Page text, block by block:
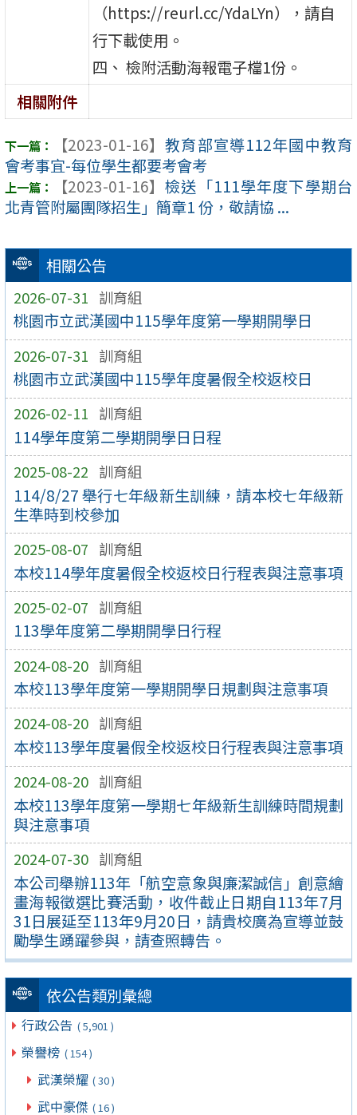
相關公告
2026-07-31 訓育組
桃園市立武漢國中115學年度第一學期開學日
2026-07-31 訓育組
桃園市立武漢國中115學年度暑假全校返校日
2026-02-11 訓育組
114學年度第二學期開學日日程
2025-08-22 訓育組
114/8/27 舉行七年級新生訓練，請本校七年級新
生準時到校參加
2025-08-07 訓育組
本校114學年度暑假全校返校日行程表與注意事項
2025-02-07 訓育組
113學年度第二學期開學日行程
2024-08-20 訓育組
本校113學年度第一學期開學日規劃與注意事項
2024-08-20 訓育組
本校113學年度暑假全校返校日行程表與注意事項
2024-08-20 訓育組
本校113學年度第一學期七年級新生訓練時間規劃
與注意事項
2024-07-30 訓育組
本公司舉辦113年「航空意象與廉潔誠信」創意繪
畫海報徵選比賽活動，收件截止日期自113年7月
31日展延至113年9月20日，請貴校廣為宣導並鼓
勵學生踴躍參與，請查照轉告。
依公告類別彙總
行政公告 ( 5,901 )
榮譽榜 ( 154 )
武漢榮耀 ( 30 )
武中豪傑 ( 16 )
（https://reurl.cc/YdaLYn），請自
行下載使用。
四、 檢附活動海報電子檔1份。
相關附件
【2023-01-16】 教育部宣導112年國中教育
會考事宜-每位學生都要考會考
【2023-01-16】 檢送「111學年度下學期台
北青管附屬團隊招生」簡章1 份，敬請協 ...